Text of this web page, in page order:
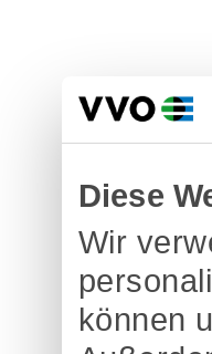
Diese
Wir
können